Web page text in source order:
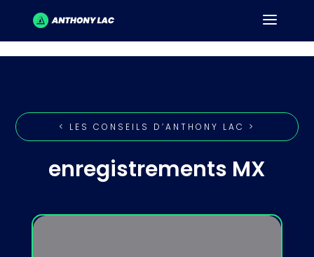
< LES CONSEILS D’ANTHONY LAC >
enregistrements MX